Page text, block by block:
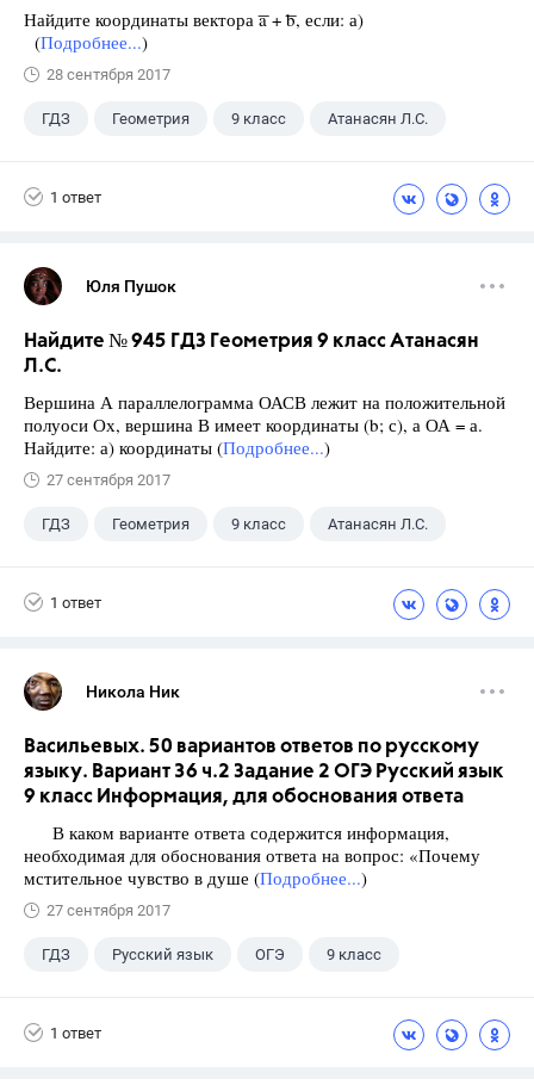
Найдите координаты вектора ͞a + ͞b, если: а)
(Подробнее...)
28 сентября 2017
ГДЗ Геометрия 9 класс Атанасян Л.С.
1 ответ
Юля Пушок
Найдите № 945 ГДЗ Геометрия 9 класс Атанасян
Л.С.
Вершина А параллелограмма ОАСВ лежит на положительной
полуоси Ох, вершина В имеет координаты (b; с), а ОА = а.
Найдите: а) координаты (Подробнее...)
27 сентября 2017
ГДЗ Геометрия 9 класс Атанасян Л.С.
1 ответ
Никола Ник
Васильевых. 50 вариантов ответов по русскому
языку. Вариант 36 ч.2 Задание 2 ОГЭ Русский язык
9 класс Информация, для обоснования ответа
В каком варианте ответа содержится информация,
необходимая для обоснования ответа на вопрос: «Почему
мстительное чувство в душе (Подробнее...)
27 сентября 2017
ГДЗ Русский язык ОГЭ 9 класс
1 ответ